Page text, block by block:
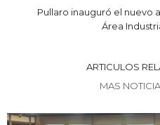
Pullaro inauguró el nuevo
Área
ARTICULOS
MAS